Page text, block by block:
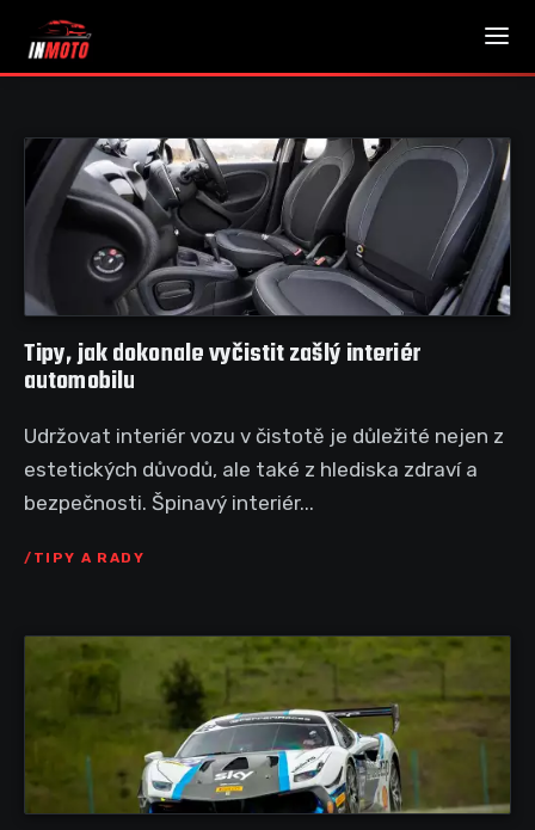
Tipy, jak dokonale vyčistit zašlý interiér
automobilu
Udržovat interiér vozu v čistotě je důležité nejen z
estetických důvodů, ale také z hlediska zdraví a
bezpečnosti. Špinavý interiér...
TIPY A RADY